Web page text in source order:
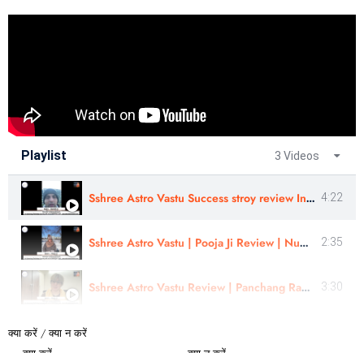
Playlist 3 Videos
Sshree Astro Vastu Success stroy review In Hindi - Astro Harshit Ji 4:22
Sshree Astro Vastu | Pooja Ji Review | Numerology Course In Gujrati 2:35
Sshree Astro Vastu Review | Panchang Rahasyam Review | Astro - Pooja Ji Review | Hindi 3:30
क्या करें / क्या न करें